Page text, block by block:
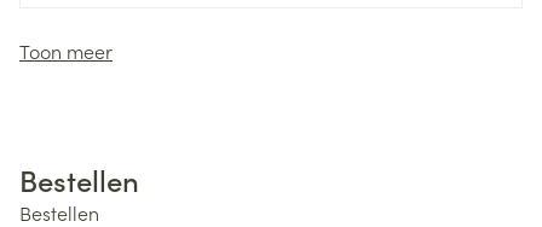
Toon meer
Bestellen
Bestellen